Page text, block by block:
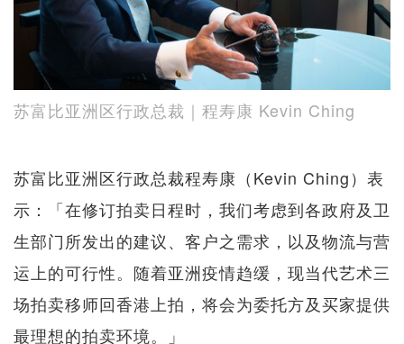
苏富比亚洲区行政总裁｜程寿康 Kevin Ching
苏富比亚洲区行政总裁程寿康（Kevin Ching）表
示：「在修订拍卖日程时，我们考虑到各政府及卫
生部门所发出的建议、客户之需求，以及物流与营
运上的可行性。随着亚洲疫情趋缓，现当代艺术三
场拍卖移师回香港上拍，将会为委托方及买家提供
最理想的拍卖环境。」